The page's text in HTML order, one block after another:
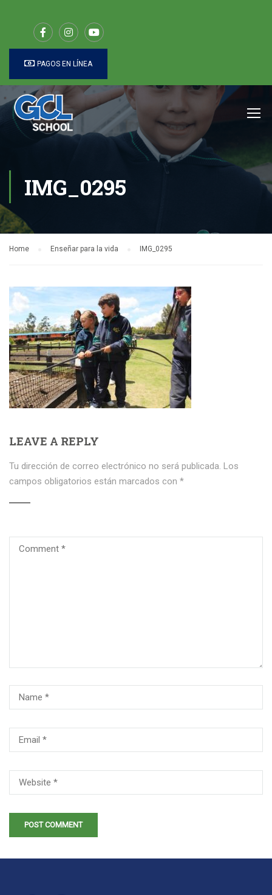
PAGOS EN LÍNEA
IMG_0295
Home Enseñar para la vida IMG_0295
LEAVE A REPLY
Tu dirección de correo electrónico no será publicada. Los
campos obligatorios están marcados con *